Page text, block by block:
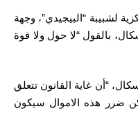
لشبيبة “البيجيدي”، وجهة
بالقول “لا حول ولا قوة
“أن غاية القانون تتعلق
ضرر هذه الاموال سيكون